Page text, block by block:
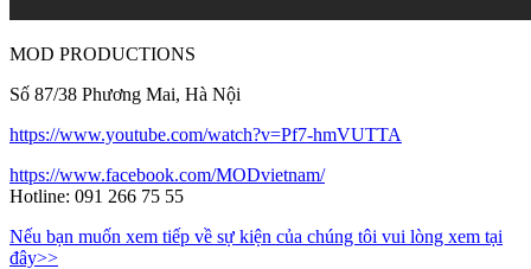
MOD PRODUCTIONS
Số 87/38 Phương Mai, Hà Nội
https://www.youtube.com/watch?v=Pf7-hmVUTTA
https://www.facebook.com/MODvietnam/
Hotline: 091 266 75 55
Nếu bạn muốn xem tiếp về sự kiện của chúng tôi vui lòng xem tại
đây>>